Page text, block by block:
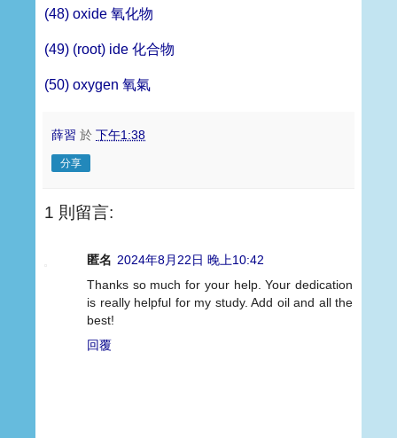
(48) oxide 氧化物
(49) (root) ide 化合物
(50) oxygen 氧氣
薛習 於 下午1:38
分享
1 則留言:
匿名 2024年8月22日 晚上10:42
Thanks so much for your help. Your dedication
is really helpful for my study. Add oil and all the
best!
回覆